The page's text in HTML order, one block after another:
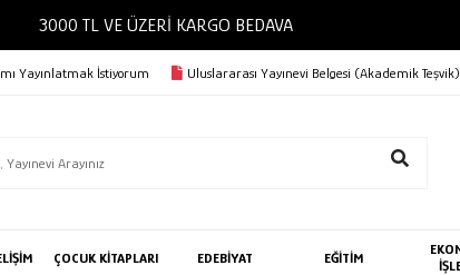
3000 TL VE ÜZERİ KARGO BEDAVA
Yayınlatmak İstiyorum Uluslararası Yayınevi Belgesi (Akademik Teşvik)
ÇOCUK KİTAPLARI EDEBİYAT EĞİTİM